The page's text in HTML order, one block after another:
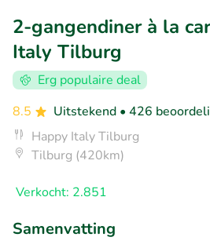
2-gangendiner à la
Italy Tilburg
Erg populaire deal
8.5
Uitstekend • 426
Happy Italy Tilburg
Tilburg (420km)
Verkocht: 2.851
Samenvatting